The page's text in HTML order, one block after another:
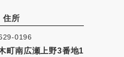
住所
0196
町南広瀬上野3番地1